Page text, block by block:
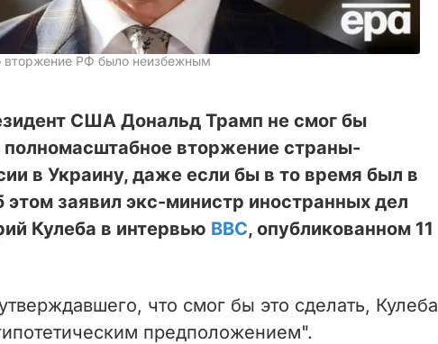
вторжение РФ было неизбежным
США Дональд Трамп не смог бы
полномасштабное вторжение страны-
в Украину, даже если бы в то время был в
заявил экс-министр иностранных дел
Кулеба в интервью ВВС, опубликованном 11
что смог бы это сделать, Кулеба
предположением".